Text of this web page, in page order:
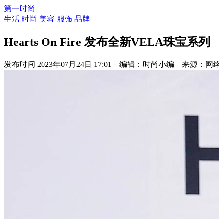
第一时尚
生活 时尚 美容 服饰 品牌
Hearts On Fire 发布全新VELA珠宝系列
发布时间 2023年07月24日 17:01 编辑：时尚小编 来源：网